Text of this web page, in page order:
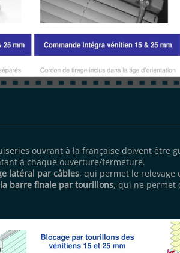
ouvrant à la française doivent être
à chaque ouverture/fermeture.
latéral par câbles, qui permet le relevage
barre finale par tourillons, qui ne permet